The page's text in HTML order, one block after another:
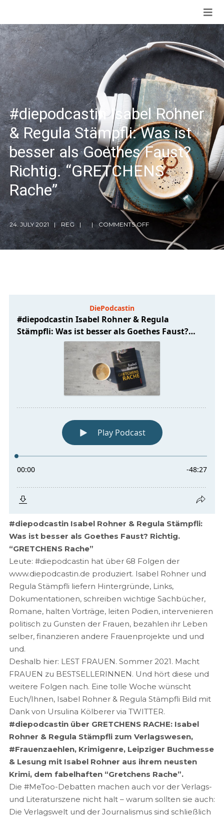
#diepodcastin Isabel Rohner
& Regula Stämpfli: Was ist
besser als Goethes Faust?
Richtig. “GRETCHENS
Rache”
24. JULY 2021 REG COMMENTS OFF
#diepodcastin Isabel Rohner & Regula Stämpfli:
Was ist besser als Goethes Faust? Richtig.
“GRETCHENS Rache”
Leute: #diepodcastin hat über 68 Folgen der
www.diepodcastin.de produziert. Isabel Rohner und
Regula Stämpfli liefern Hintergründe, Links,
Dokumentationen, schreiben wichtige Sachbücher,
Romane, halten Vorträge, leiten Podien, intervenieren
politisch zu Gunsten der Frauen, bezahlen ihr Leben
selber, finanzieren andere Frauenprojekte und und
und.
Deshalb hier: LEST FRAUEN. Sommer 2021. Macht
FRAUEN zu BESTSELLERINNEN. Und hört diese und
weitere Folgen nach. Eine tolle Woche wünscht
Euch/Ihnen, Isabel Rohner & Regula Stämpfli Bild mit
Dank von Ursulina Kölberer via TWITTER.
#diepodcastin über GRETCHENS RACHE: Isabel
Rohner & Regula Stämpfli zum Verlagswesen,
#Frauenzaehlen, Krimigenre, Leipziger Buchmesse
& Lesung mit Isabel Rohner aus ihrem neusten
Krimi, dem fabelhaften “Gretchens Rache”.
Die #MeToo-Debatten machen auch vor der Verlags-
und Literaturszene nicht halt – warum sollten sie auch:
Die Verlagswelt und der Journalismus sind schließlich